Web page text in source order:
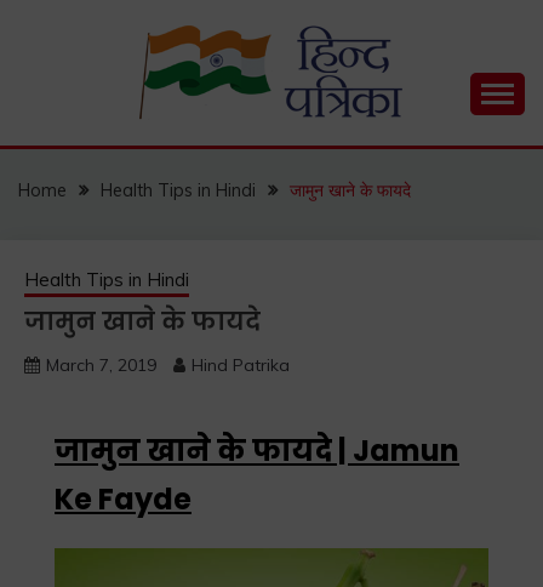
HIND PATRIKA
Status, Hindi Quotes, Hindi Inspirational Stories, Hindi
Home Health Tips in Hindi जामुन खाने के फायदे
Health Tips in Hindi
जामुन खाने के फायदे
March 7, 2019 Hind Patrika
जामुन खाने के फायदे | Jamun
Ke Fayde